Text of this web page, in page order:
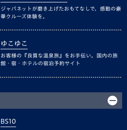
ジャパネットが磨き上げたおもてなしで、感動の豪
華クルーズ体験を。
ゆこゆこ
お客様の『良質な温泉旅』をお手伝い。国内の旅
館・宿・ホテルの宿泊予約サイト
BS10